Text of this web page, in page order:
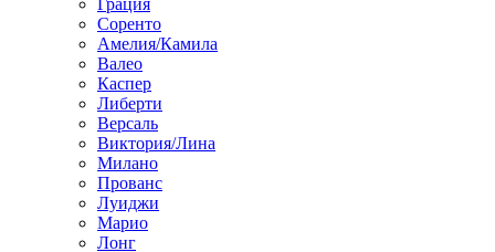
Грация
Соренто
Амелия/Камила
Валео
Каспер
Либерти
Версаль
Виктория/Лина
Милано
Прованс
Луиджи
Марио
Лонг